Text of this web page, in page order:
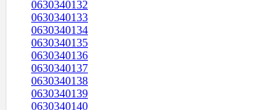
0630340132
0630340133
0630340134
0630340135
0630340136
0630340137
0630340138
0630340139
0630340140